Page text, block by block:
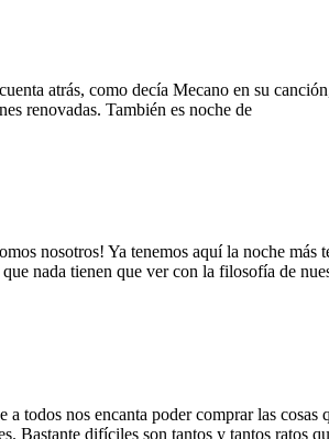
atrás, como decía Mecano en su
renovadas. También es noche de
nosotros! Ya tenemos aquí la noche
nada tienen que ver con la filosofía de
todos nos encanta poder comprar las
Bastante difíciles son tantos y tantos ratos